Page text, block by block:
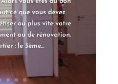
ce que vous devez
au plus vite votre
ou de rénovation.
: le 3ème...